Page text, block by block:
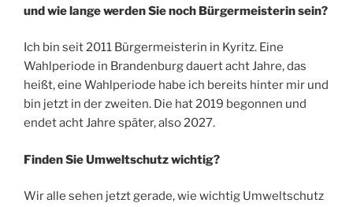
und wie lange werden Sie noch Bürgermeisterin sein?
Ich bin seit 2011 Bürgermeisterin in Kyritz. Eine
Wahlperiode in Brandenburg dauert acht Jahre, das
heißt, eine Wahlperiode habe ich bereits hinter mir und
bin jetzt in der zweiten. Die hat 2019 begonnen und
endet acht Jahre später, also 2027.
Finden Sie Umweltschutz wichtig?
Wir alle sehen jetzt gerade, wie wichtig Umweltschutz